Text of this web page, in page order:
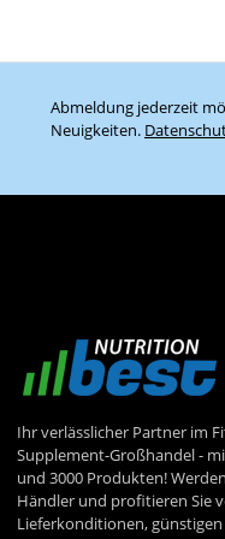
Abmeldung jederzeit
Neuigkeiten.
Ihr verlässlicher Partner im
Supplement-Großhandel -
und 3000 Produkten!
Händler und profitieren Sie
Lieferkonditionen,